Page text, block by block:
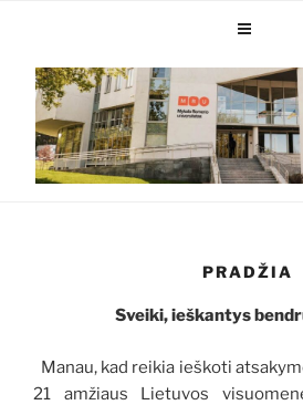
PRADŽIA
Sveiki, ieškantys
Manau, kad reikia ieškoti
21 amžiaus Lietuvos